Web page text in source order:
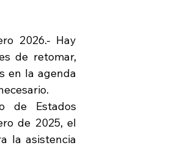
2026.- Hay
de retomar,
en la agenda
de Estados
de 2025, el
la asistencia